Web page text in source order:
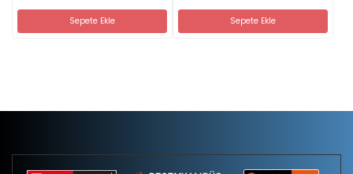
Sepete Ekle Sepete Ekle